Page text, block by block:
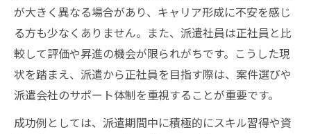
が大きく異なる場合があり、キャリア形成に不安を感じ
る方も少なくありません。また、派遣社員は正社員と比
較して評価や昇進の機会が限られがちです。こうした現
状を踏まえ、派遣から正社員を目指す際は、案件選びや
派遣会社のサポート体制を重視することが重要です。
成功例としては、派遣期間中に積極的にスキル習得や資